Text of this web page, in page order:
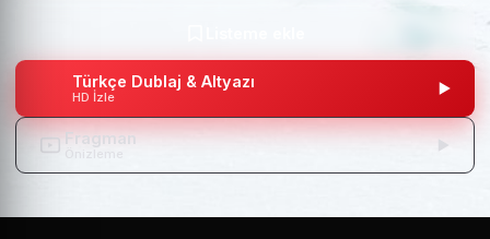
Türkçe Dublaj & Altyazı
HD İzle